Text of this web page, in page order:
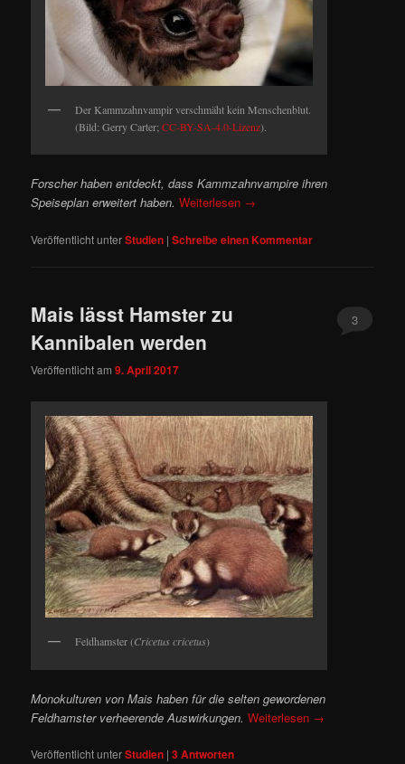
Der Kammzahnvampir verschmäht kein Menschenblut.
(Bild: Gerry Carter;CC-BY-SA-4.0-Lizenz).
Forscher haben entdeckt, dass Kammzahnvampire ihren
Speiseplan erweitert haben. Weiterlesen →
Veröffentlicht unterStudien |Schreibe einen Kommentar
Mais lässt Hamster zu
Kannibalen werden
Veröffentlicht am9. April 2017
3
Feldhamster (Cricetus cricetus)
Monokulturen von Mais haben für die selten gewordenen
Feldhamster verheerende Auswirkungen. Weiterlesen →
Veröffentlicht unterStudien |3Antworten